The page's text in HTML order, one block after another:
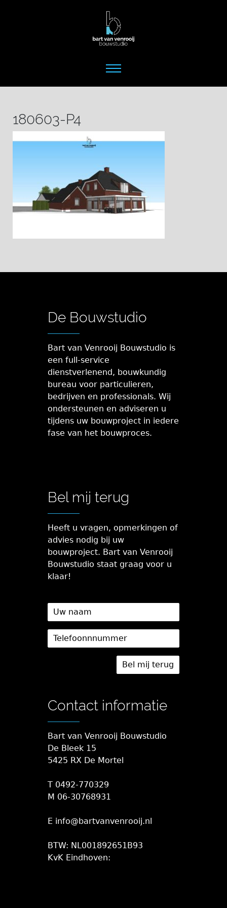
180603-P4
De Bouwstudio
Bart van Venrooij Bouwstudio is
een full-service
dienstverlenend, bouwkundig
bureau voor particulieren,
bedrijven en professionals. Wij
ondersteunen en adviseren u
tijdens uw bouwproject in iedere
fase van het bouwproces.
Bel mij terug
Heeft u vragen, opmerkingen of
advies nodig bij uw
bouwproject. Bart van Venrooij
Bouwstudio staat graag voor u
klaar!
Contact informatie
Bart van Venrooij Bouwstudio
De Bleek 15
5425 RX De Mortel
T 0492-770329
M 06-30768931
E info@bartvanvenrooij.nl
BTW: NL001892651B93
KvK Eindhoven: